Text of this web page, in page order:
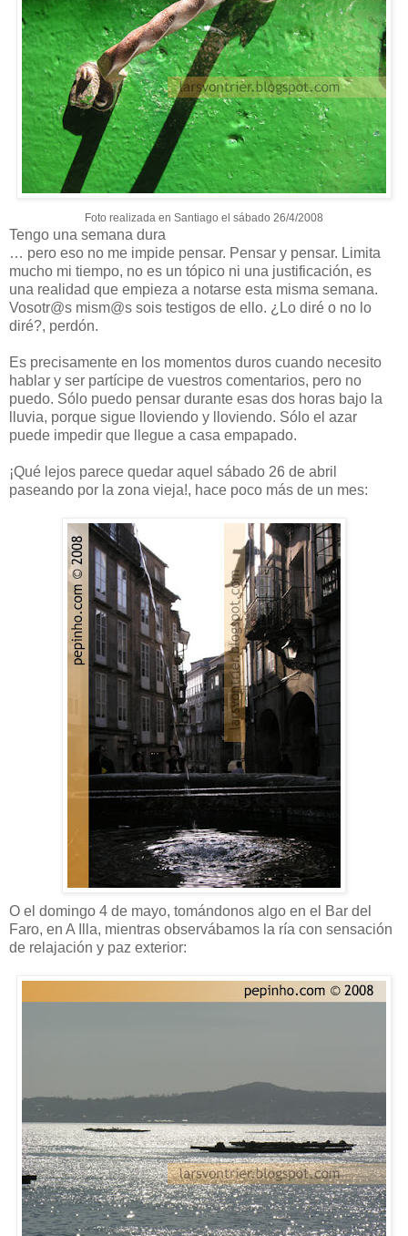
Foto realizada en Santiago el sábado 26/4/2008
Tengo una semana dura
… pero eso no me impide pensar. Pensar y pensar. Limita
mucho mi tiempo, no es un tópico ni una justificación, es
una realidad que empieza a notarse esta misma semana.
Vosotr@s mism@s sois testigos de ello. ¿Lo diré o no lo
diré?, perdón.
Es precisamente en los momentos duros cuando necesito
hablar y ser partícipe de vuestros comentarios, pero no
puedo. Sólo puedo pensar durante esas dos horas bajo la
lluvia, porque sigue lloviendo y lloviendo. Sólo el azar
puede impedir que llegue a casa empapado.
¡Qué lejos parece quedar aquel sábado 26 de abril
paseando por la zona vieja!, hace poco más de un mes:
O el domingo 4 de mayo, tomándonos algo en el Bar del
Faro, en A Illa, mientras observábamos la ría con sensación
de relajación y paz exterior: